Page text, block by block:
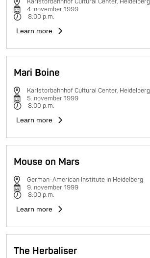
4. november 1999
8:00 p.m.
Learn more
Mari Boine
Karlstorbahnhof Cultural Center, Heidelberg
5. november 1999
8:00 p.m.
Learn more
Mouse on Mars
German-American Institute in Heidelberg
9. november 1999
8:00 p.m.
Learn more
The Herbaliser